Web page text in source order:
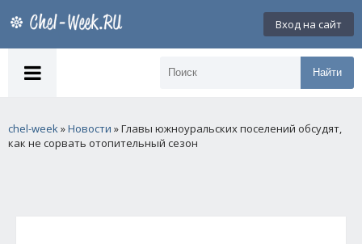
Вход на сайт
Найти
chel-week»Новости » Главы южноуральских поселений обсудят,
как не сорвать отопительный сезон